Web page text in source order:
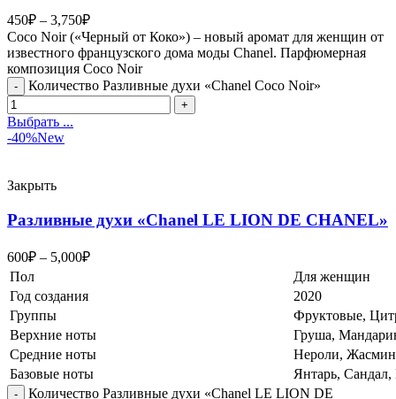
450₽ – 3,750₽
Coco Noir («Черный от Коко») – новый аромат для женщин от
известного французского дома моды Chanel. Парфюмерная
композиция Coco Noir
Количество Разливные духи «Chanel Coco Noir»
Выбрать ...
-40%New
Закрыть
Разливные духи «Chanel LE LION DE CHANEL»
600₽ – 5,000₽
Пол
Для женщин
Год создания
2020
Группы
Фруктовые,
Верхние ноты
Груша,
Средние ноты
Нероли,
Базовые ноты
Янтарь,
Количество Разливные духи «Chanel LE LION DE